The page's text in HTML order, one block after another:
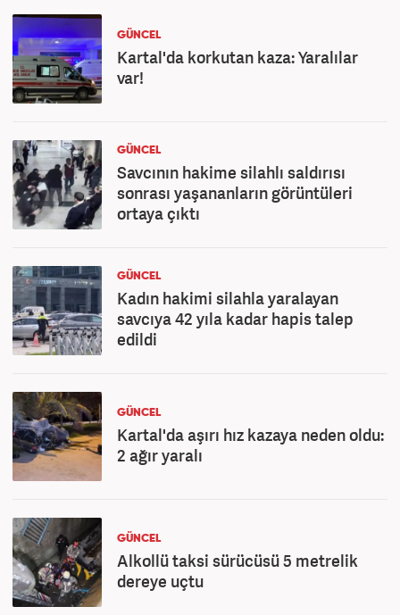
GÜNCEL
Kartal'da korkutan kaza: Yaralılar
var!
GÜNCEL
Savcının hakime silahlı saldırısı
sonrası yaşananların görüntüleri
ortaya çıktı
GÜNCEL
Kadın hakimi silahla yaralayan
savcıya 42 yıla kadar hapis talep
edildi
GÜNCEL
Kartal'da aşırı hız kazaya neden oldu:
2 ağır yaralı
GÜNCEL
Alkollü taksi sürücüsü 5 metrelik
dereye uçtu